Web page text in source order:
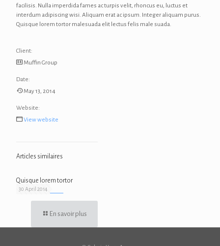
facilisis. Nulla imperdida fames ac turpis velit, rhoncus eu, luctus et
interdum adipiscing wisi. Aliquam erat ac ipsum. Integer aliquam purus.
Quisque lorem tortor malesuada elit lectus felis male suada.
Client:
Muffin Group
Date:
May 13, 2014
Website:
View website
Articles similaires
30 April 2014
Quisque lorem tortor
En savoir plus